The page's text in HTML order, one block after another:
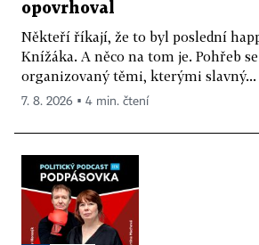
opovrhoval
Někteří říkají, že to byl poslední
Knížáka. A něco na tom je. Pohřeb
organizovaný těmi, kterými slavný...
7. 8. 2026 ▪ 4 min. čtení